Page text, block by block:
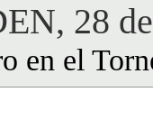
28
en el